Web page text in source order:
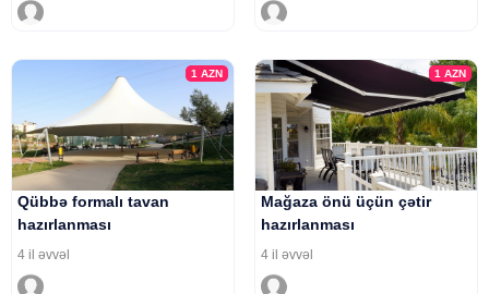
1AZN
Qübbə formalı tavan
hazırlanması
4 il əvvəl
1 AZN
Mağaza önü üçün çətir
hazırlanması
4 il əvvəl